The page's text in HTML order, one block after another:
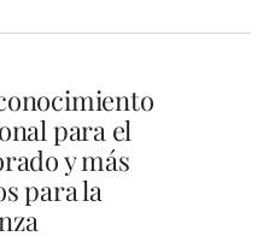
para el
y más
para la